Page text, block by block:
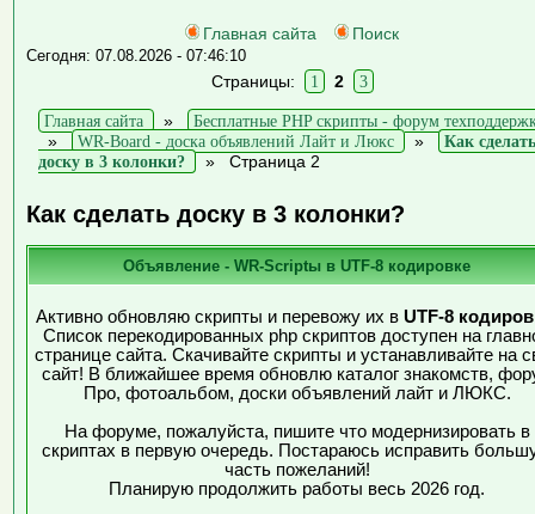
Главная сайта Поиск
Сегодня: 07.08.2026 - 07:46:10
Страницы: 1 2 3
Главная сайта »
Бесплатные PHP скрипты - форум
»
WR-Board - доска объявлений Лайт и Люкс »
Как сделать
доску в 3 колонки?
» Страница 2
Как сделать доску в 3 колонки?
Объявление - WR-Scriptы в UTF-8 кодировке
Активно обновляю скрипты и перевожу их в UTF-8
Список перекодированных php скриптов доступен на
странице сайта. Скачивайте скрипты и устанавливайте на
сайт! В ближайшее время обновлю каталог знакомств,
Про, фотоальбом, доски объявлений лайт и ЛЮКС.
На форуме, пожалуйста, пишите что модернизировать в
скриптах в первую очередь. Постараюсь исправить
часть пожеланий!
Планирую продолжить работы весь 2026 год.